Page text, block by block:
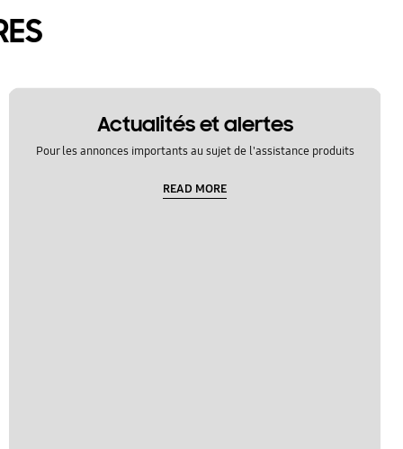
Actualités et alertes
Pour les annonces importants au sujet de l'assistance produits
READ MORE